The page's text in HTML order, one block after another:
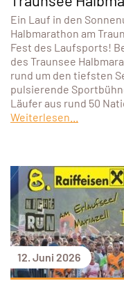
Ein Lauf in den
Halbmarathon am
Fest des Laufsports!
des Traunsee
rund um den tiefsten
pulsierende
Läufer aus rund 50
Weiterlesen...
12. Juni 2026